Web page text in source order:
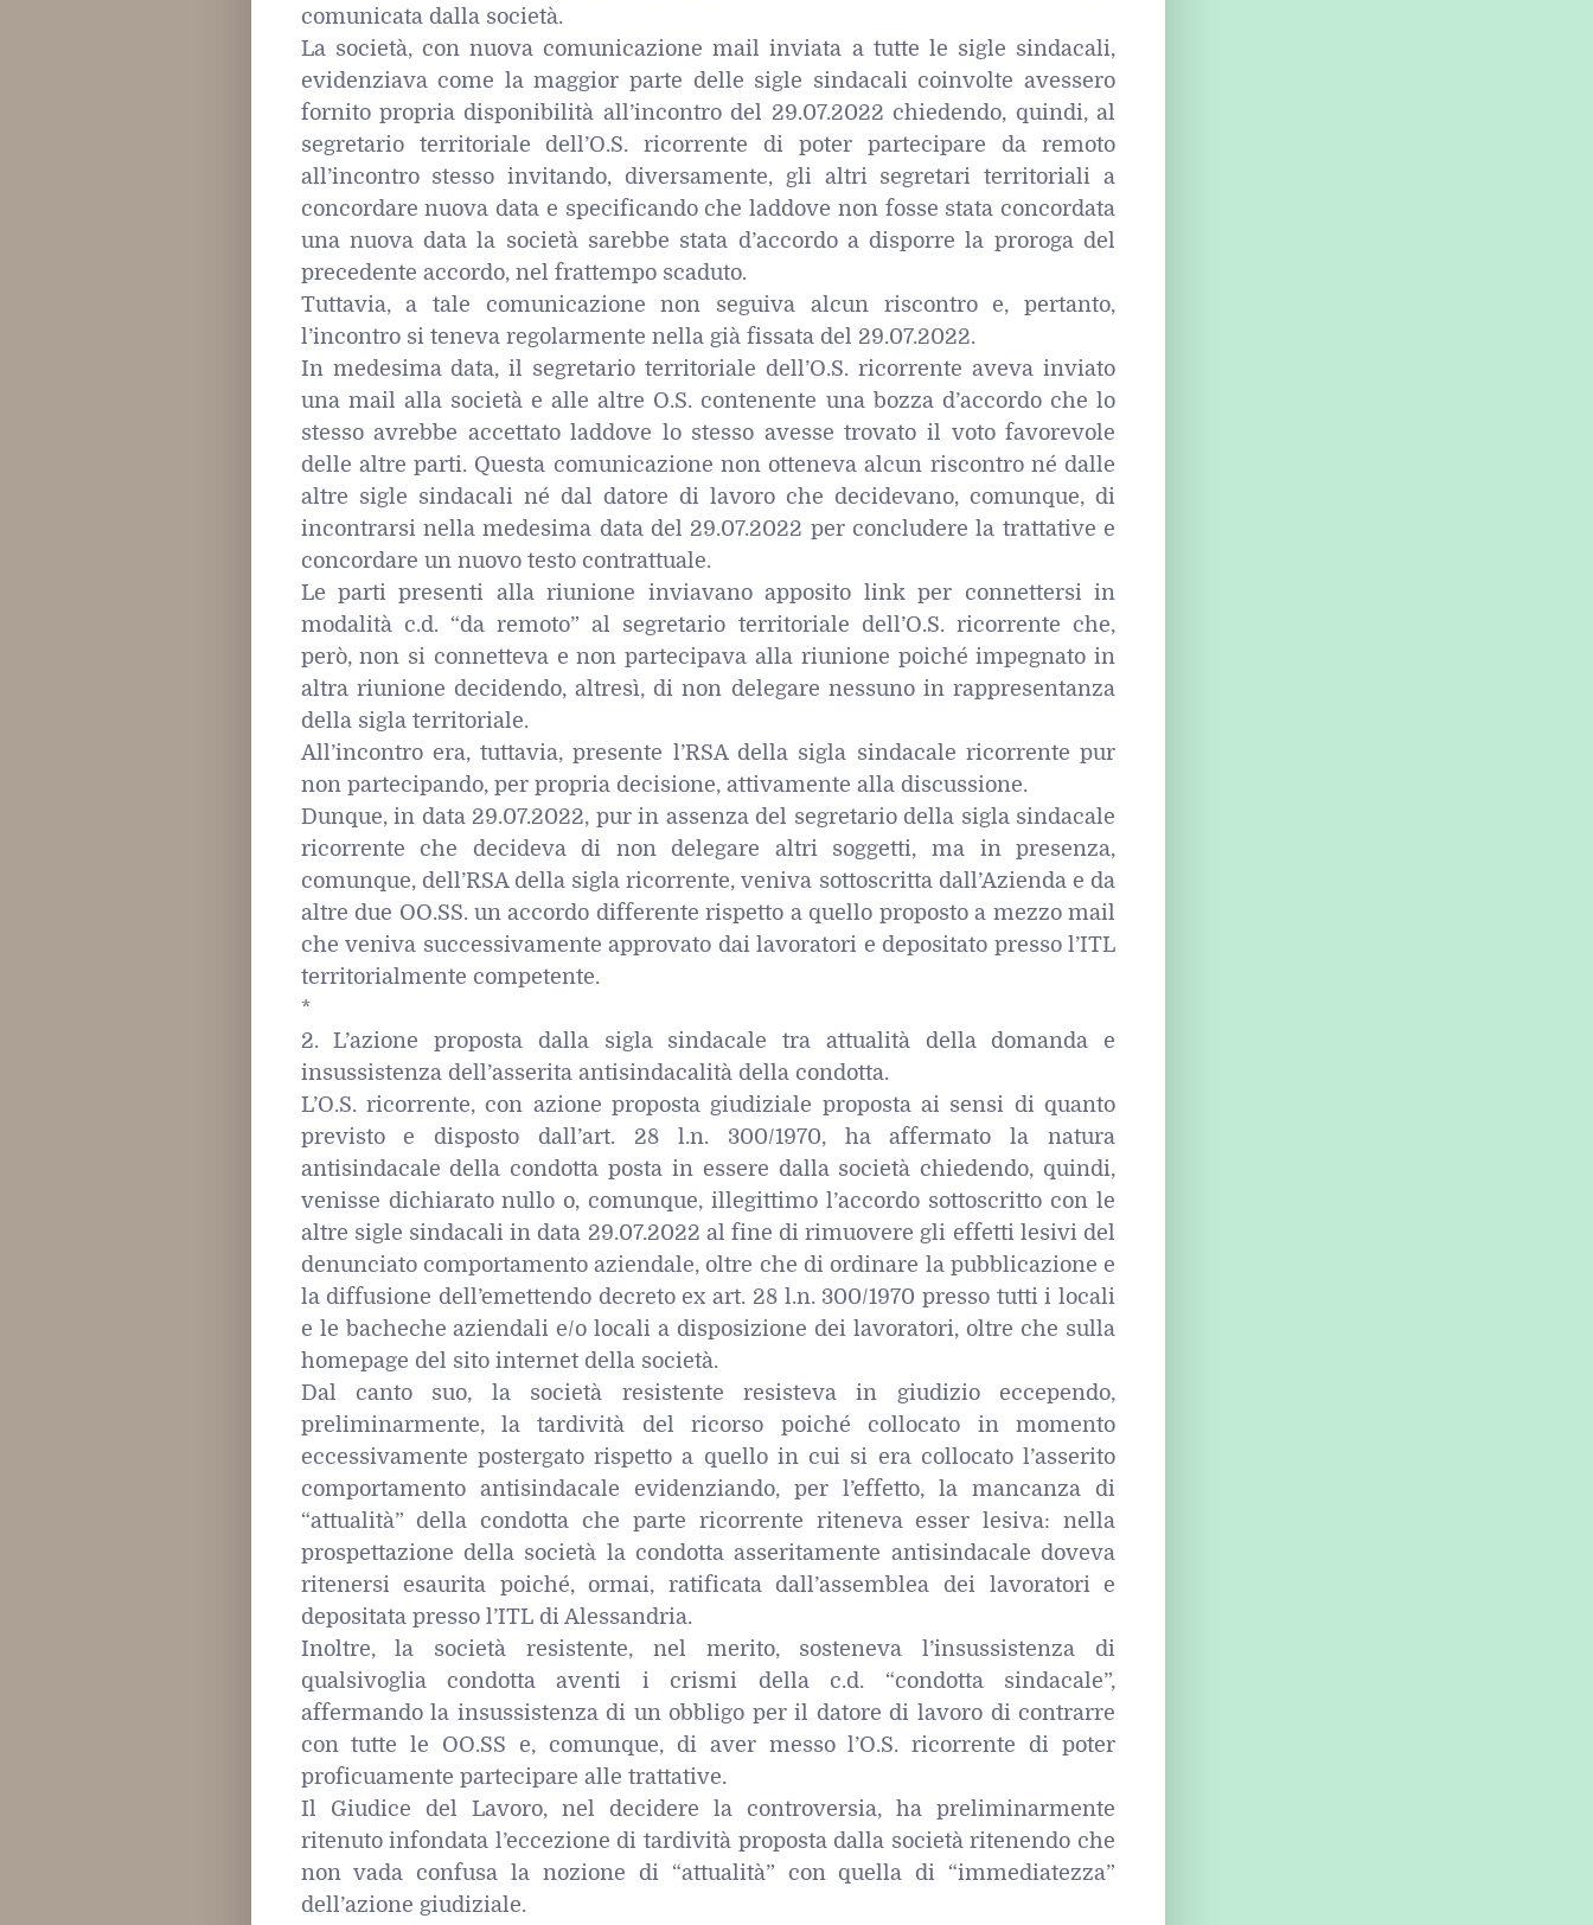
comunicata dalla società.
La società, con nuova comunicazione mail inviata a tutte le sigle sindacali,
evidenziava come la maggior parte delle sigle sindacali coinvolte avessero
fornito propria disponibilità all’incontro del 29.07.2022 chiedendo, quindi, al
segretario territoriale dell’O.S. ricorrente di poter partecipare da remoto
all’incontro stesso invitando, diversamente, gli altri segretari territoriali a
concordare nuova data e specificando che laddove non fosse stata concordata
una nuova data la società sarebbe stata d’accordo a disporre la proroga del
precedente accordo, nel frattempo scaduto.
Tuttavia, a tale comunicazione non seguiva alcun riscontro e, pertanto,
l’incontro si teneva regolarmente nella già fissata del 29.07.2022.
In medesima data, il segretario territoriale dell’O.S. ricorrente aveva inviato
una mail alla società e alle altre O.S. contenente una bozza d’accordo che lo
stesso avrebbe accettato laddove lo stesso avesse trovato il voto favorevole
delle altre parti. Questa comunicazione non otteneva alcun riscontro né dalle
altre sigle sindacali né dal datore di lavoro che decidevano, comunque, di
incontrarsi nella medesima data del 29.07.2022 per concludere la trattative e
concordare un nuovo testo contrattuale.
Le parti presenti alla riunione inviavano apposito link per connettersi in
modalità c.d. “da remoto” al segretario territoriale dell’O.S. ricorrente che,
però, non si connetteva e non partecipava alla riunione poiché impegnato in
altra riunione decidendo, altresì, di non delegare nessuno in rappresentanza
della sigla territoriale.
All’incontro era, tuttavia, presente l’RSA della sigla sindacale ricorrente pur
non partecipando, per propria decisione, attivamente alla discussione.
Dunque, in data 29.07.2022, pur in assenza del segretario della sigla sindacale
ricorrente che decideva di non delegare altri soggetti, ma in presenza,
comunque, dell’RSA della sigla ricorrente, veniva sottoscritta dall’Azienda e da
altre due OO.SS. un accordo differente rispetto a quello proposto a mezzo mail
che veniva successivamente approvato dai lavoratori e depositato presso l’ITL
territorialmente competente.
*
2. L’azione proposta dalla sigla sindacale tra attualità della domanda e
insussistenza dell’asserita antisindacalità della condotta.
L’O.S. ricorrente, con azione proposta giudiziale proposta ai sensi di quanto
previsto e disposto dall’art. 28 l.n. 300/1970, ha affermato la natura
antisindacale della condotta posta in essere dalla società chiedendo, quindi,
venisse dichiarato nullo o, comunque, illegittimo l’accordo sottoscritto con le
altre sigle sindacali in data 29.07.2022 al fine di rimuovere gli effetti lesivi del
denunciato comportamento aziendale, oltre che di ordinare la pubblicazione e
la diffusione dell’emettendo decreto ex art. 28 l.n. 300/1970 presso tutti i locali
e le bacheche aziendali e/o locali a disposizione dei lavoratori, oltre che sulla
homepage del sito internet della società.
Dal canto suo, la società resistente resisteva in giudizio eccependo,
preliminarmente, la tardività del ricorso poiché collocato in momento
eccessivamente postergato rispetto a quello in cui si era collocato l’asserito
comportamento antisindacale evidenziando, per l’effetto, la mancanza di
“attualità” della condotta che parte ricorrente riteneva esser lesiva: nella
prospettazione della società la condotta asseritamente antisindacale doveva
ritenersi esaurita poiché, ormai, ratificata dall’assemblea dei lavoratori e
depositata presso l’ITL di Alessandria.
Inoltre, la società resistente, nel merito, sosteneva l’insussistenza di
qualsivoglia condotta aventi i crismi della c.d. “condotta sindacale”,
affermando la insussistenza di un obbligo per il datore di lavoro di contrarre
con tutte le OO.SS e, comunque, di aver messo l’O.S. ricorrente di poter
proficuamente partecipare alle trattative.
Il Giudice del Lavoro, nel decidere la controversia, ha preliminarmente
ritenuto infondata l’eccezione di tardività proposta dalla società ritenendo che
non vada confusa la nozione di “attualità” con quella di “immediatezza”
dell’azione giudiziale.